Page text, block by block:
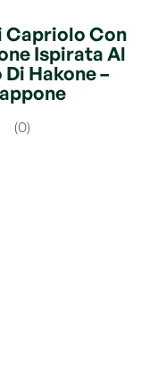
Capriolo Con
Ispirata Al
Hakone –
(0)